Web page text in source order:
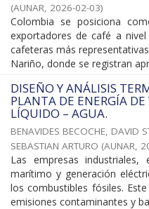
(AUNAR, 2026-02-03)
Colombia se posiciona
exportadores de café a
cafeteras más
Nariño, donde se registran
DISEÑO Y ANÁLISIS
PLANTA DE ENERGÍA
LÍQUIDO – AGUA.
BENAVIDES BECOCHE, DAVID
SEBASTIAN ARTURO (AUNAR,
Las empresas industriales,
marítimo y generación
los combustibles fósiles.
emisiones contaminantes y